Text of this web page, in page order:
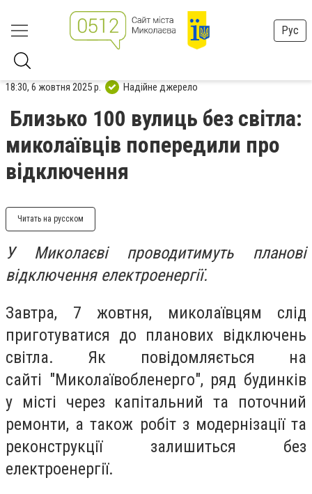
Рус
18:30, 6 жовтня 2025 р. Надійне джерело
Близько 100 вулиць без світла:
миколаївців попередили про
відключення
Читать на русском
У Миколаєві проводитимуть планові
відключення електроенергії.
Завтра, 7 жовтня, миколаївцям слід
приготуватися до планових відключень
світла. Як повідомляється на
сайті "Миколаївобленерго", ряд будинків
у місті через капітальний та поточний
ремонти, а також робіт з модернізації та
реконструкції залишиться без
електроенергії.